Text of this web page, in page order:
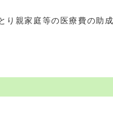
親家庭等の医療費の助